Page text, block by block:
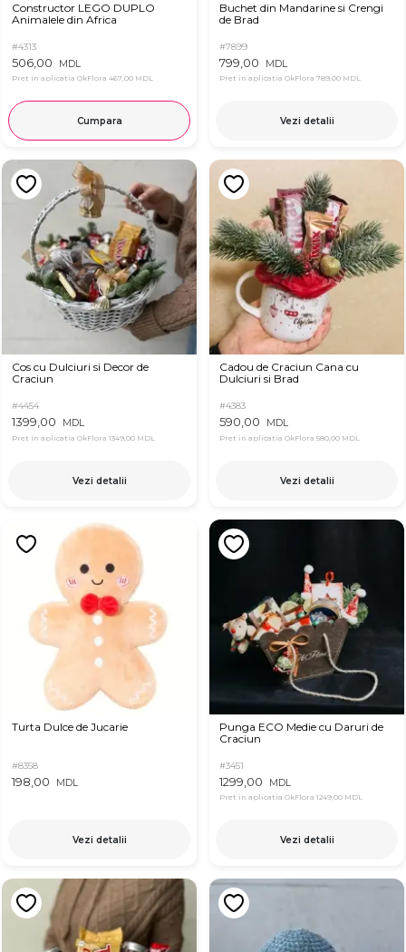
Constructor LEGO DUPLO
Animalele din Africa
#4313
506,00 MDL
Pret in aplicatia OkFlora 467,00 MDL
Cumpara
Buchet din Mandarine si Crengi
de Brad
#7899
799,00 MDL
Pret in aplicatia OkFlora 789,00 MDL
Vezi detalii
Cos cu Dulciuri si Decor de
Craciun
#4454
1399,00 MDL
Pret in aplicatia OkFlora 1349,00 MDL
Vezi detalii
Cadou de Craciun Cana cu
Dulciuri si Brad
#4383
590,00 MDL
Pret in aplicatia OkFlora 580,00 MDL
Vezi detalii
Turta Dulce de Jucarie
#8358
198,00 MDL
Vezi detalii
Punga ECO Medie cu Daruri de
Craciun
#3451
1299,00 MDL
Pret in aplicatia OkFlora 1249,00 MDL
Vezi detalii